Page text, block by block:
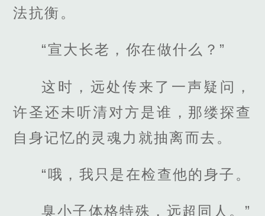
法抗衡。
“宣大长老，你在做什么？”
这时，远处传来了一声疑问，
许圣还未听清对方是谁，那缕探查
自身记忆的灵魂力就抽离而去。
“哦，我只是在检查他的身子。
臭小子体格特殊，远超同人。”